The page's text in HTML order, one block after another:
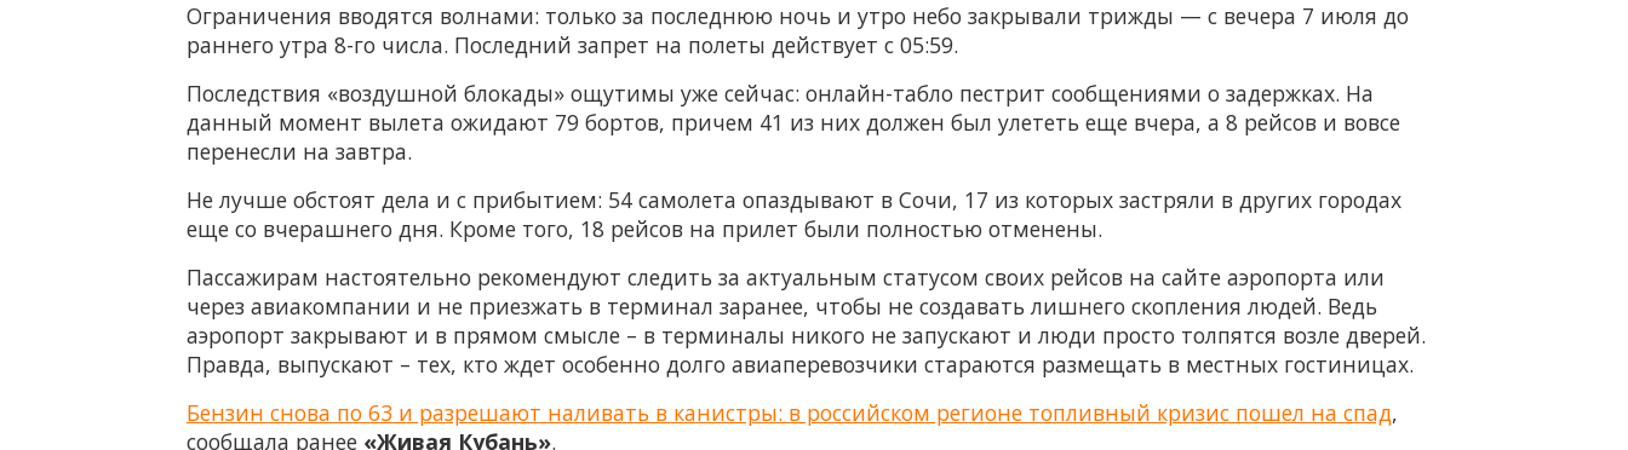
Ограничения вводятся волнами: только за последнюю ночь и утро небо закрывали трижды — с вечера 7 июля до
раннего утра 8-го числа. Последний запрет на полеты действует с 05:59.
Последствия «воздушной блокады» ощутимы уже сейчас: онлайн-табло пестрит сообщениями о задержках. На
данный момент вылета ожидают 79 бортов, причем 41 из них должен был улететь еще вчера, а 8 рейсов и вовсе
перенесли на завтра.
Не лучше обстоят дела и с прибытием: 54 самолета опаздывают в Сочи, 17 из которых застряли в других городах
еще со вчерашнего дня. Кроме того, 18 рейсов на прилет были полностью отменены.
Пассажирам настоятельно рекомендуют следить за актуальным статусом своих рейсов на сайте аэропорта или
через авиакомпании и не приезжать в терминал заранее, чтобы не создавать лишнего скопления людей. Ведь
аэропорт закрывают и в прямом смысле – в терминалы никого не запускают и люди просто толпятся возле дверей.
Правда, выпускают – тех, кто ждет особенно долго авиаперевозчики стараются размещать в местных гостиницах.
Бензин снова по 63 и разрешают наливать в канистры: в российском регионе топливный кризис пошел на спад,
сообщала ранее «Живая Кубань».